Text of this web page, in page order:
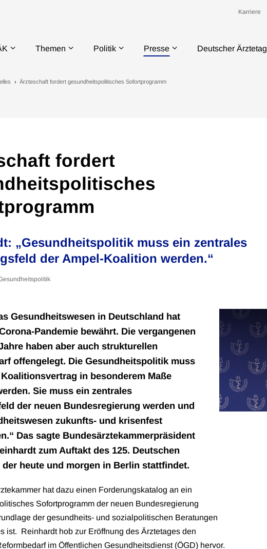
Karriere
Themen Politik Presse Deutscher Ärztetag
Ärzteschaft fordert gesundheitspolitisches Sofortprogramm
fordert
„Gesundheitspolitik muss ein zentrales
der Ampel-Koalition werden.“
Gesundheitswesen in Deutschland hat
Pandemie bewährt. Die vergangenen
haben aber auch strukturellen
offengelegt. Die Gesundheitspolitik muss
in besonderem Maße
Sie muss ein zentrales
der neuen Bundesregierung werden und
zukunfts- und krisenfest
Das sagte Bundesärztekammerpräsident
zum Auftakt des 125. Deutschen
der heute und morgen in Berlin stattfindet.
hat dazu einen Forderungskatalog an ein
Sofortprogramm der neuen Bundesregierung
der gesundheits- und sozialpolitischen Beratungen
ist. Reinhardt hob zur Eröffnung des Ärztetages den
im Öffentlichen Gesundheitsdienst (ÖGD) hervor.